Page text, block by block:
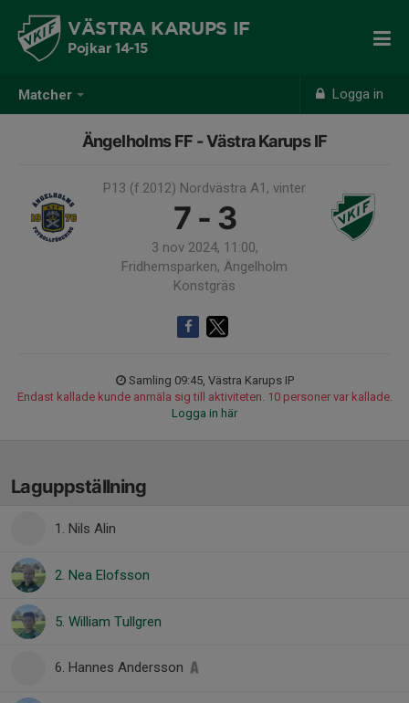
Matcher Logga in
VÄSTRA KARUPS IF
Pojkar 14-15
Ängelholms FF - Västra Karups IF
P13 (f.2012) Nordvästra A1, vinter
7 - 3
3 nov 2024, 11:00,
Fridhemsparken, Ängelholm
Konstgräs
Samling 09:45, Västra Karups IP
Endast kallade kunde anmäla sig till aktiviteten. 10 personer var kallade.
Logga in här
Laguppställning
1. Nils Alin
2. Nea Elofsson
5. William Tullgren
6. Hannes Andersson